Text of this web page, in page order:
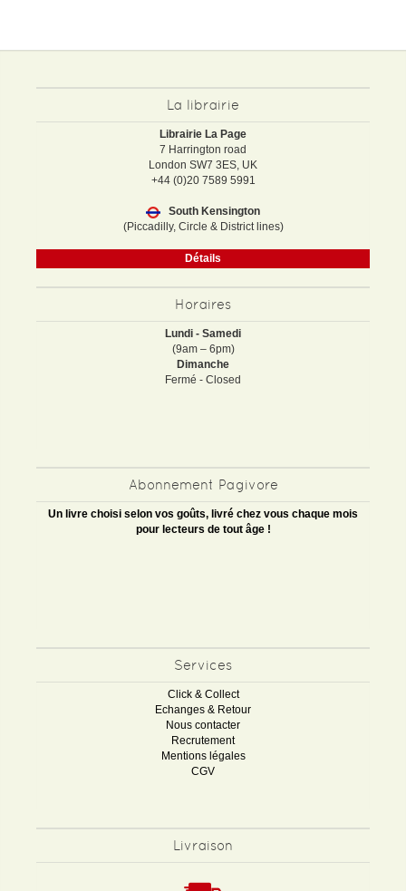
La librairie
Librairie La Page
7 Harrington road
London SW7 3ES, UK
+44 (0)20 7589 5991
South Kensington
(Piccadilly, Circle & District lines)
Détails
Horaires
Lundi - Samedi
(9am – 6pm)
Dimanche
Fermé - Closed
Abonnement Pagivore
Un livre choisi selon vos goûts, livré chez vous chaque mois
pour lecteurs de tout âge !
Services
Click & Collect
Echanges & Retour
Nous contacter
Recrutement
Mentions légales
CGV
Livraison